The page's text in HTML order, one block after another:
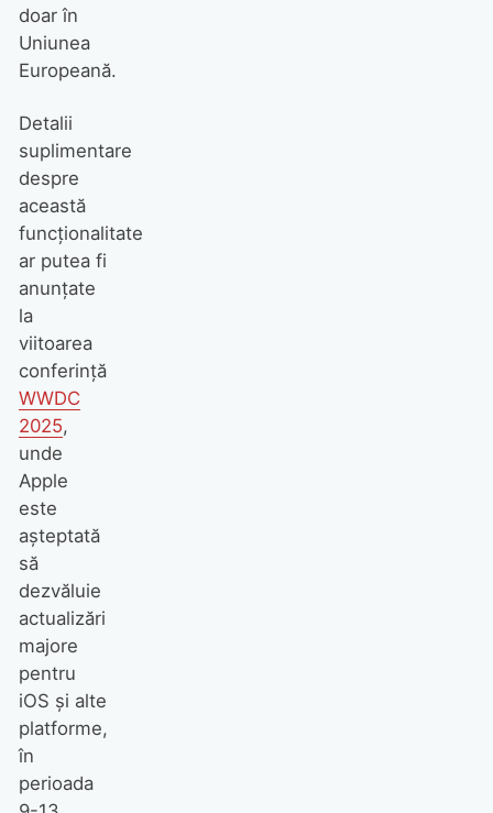
doar în
Uniunea
Europeană.
Detalii
suplimentare
despre
această
funcționalitate
ar putea fi
anunțate
la
viitoarea
conferință
WWDC
2025,
unde
Apple
este
așteptată
să
dezvăluie
actualizări
majore
pentru
iOS și alte
platforme,
în
perioada